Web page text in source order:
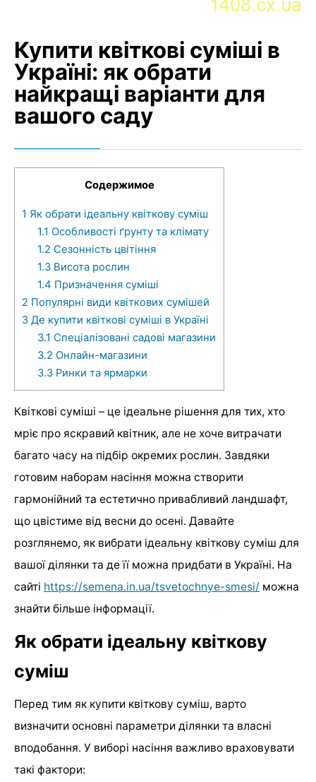
Купити квіткові суміші в
Україні: як обрати
найкращі варіанти для
вашого саду
Содержимое
1 Як обрати ідеальну квіткову суміш
1.1 Особливості ґрунту та клімату
1.2 Сезонність цвітіння
1.3 Висота рослин
1.4 Призначення суміші
2 Популярні види квіткових сумішей
3 Де купити квіткові суміші в Україні
3.1 Спеціалізовані садові магазини
3.2 Онлайн-магазини
3.3 Ринки та ярмарки
Квіткові суміші – це ідеальне рішення для тих, хто
мріє про яскравий квітник, але не хоче витрачати
багато часу на підбір окремих рослин. Завдяки
готовим наборам насіння можна створити
гармонійний та естетично привабливий ландшафт,
що цвістиме від весни до осені. Давайте
розглянемо, як вибрати ідеальну квіткову суміш для
вашої ділянки та де її можна придбати в Україні. На
сайті https://semena.in.ua/tsvetochnye-smesi/ можна
знайти більше інформації.
Як обрати ідеальну квіткову
суміш
Перед тим як купити квіткову суміш, варто
визначити основні параметри ділянки та власні
вподобання. У виборі насіння важливо враховувати
такі фактори: